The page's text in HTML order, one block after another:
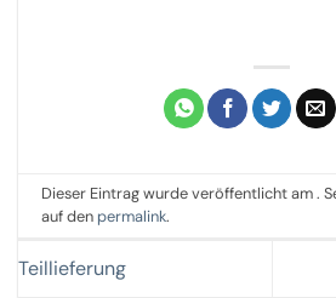
Dieser Eintrag wurde veröffentlicht am .
auf den permalink.
Teillieferung